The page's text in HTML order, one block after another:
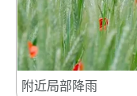
附近局部降雨